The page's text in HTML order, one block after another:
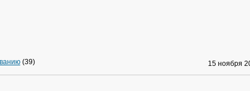
(39) 15 ноября